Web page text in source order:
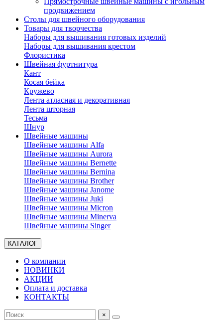
продвижением
Столы для швейного оборудования
Товары для творчества
Наборы для вышивания готовых изделий
Наборы для вышивания крестом
Флористика
Швейная фуртнитура
Кант
Косая бейка
Кружево
Лента aтласная и декоративная
Лента шторная
Тесьма
Шнур
Швейные машины
Швейные машины Alfa
Швейные машины Aurora
Швейные машины Bernette
Швейные машины Bernina
Швейные машины Brother
Швейные машины Janome
Швейные машины Juki
Швейные машины Micron
Швейные машины Minerva
Швейные машины Singer
КАТАЛОГ
О компании
НОВИНКИ
АКЦИИ
Оплата и доставка
КОНТАКТЫ
×